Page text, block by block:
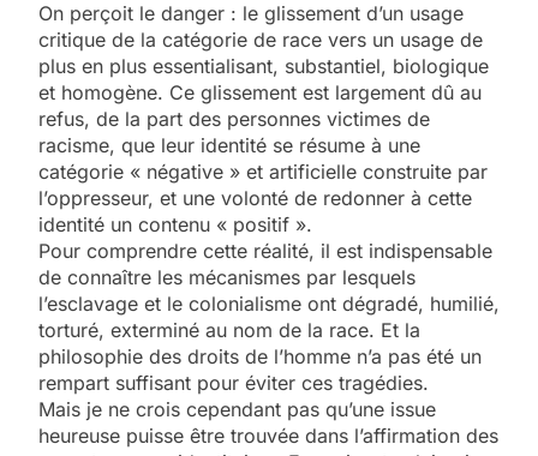
On perçoit le danger : le glissement d’un usage
critique de la catégorie de race vers un usage de
plus en plus essentialisant, substantiel, biologique
et homogène. Ce glissement est largement dû au
refus, de la part des personnes victimes de
racisme, que leur identité se résume à une
catégorie « négative » et artificielle construite par
l’oppresseur, et une volonté de redonner à cette
identité un contenu « positif ».
Pour comprendre cette réalité, il est indispensable
de connaître les mécanismes par lesquels
l’esclavage et le colonialisme ont dégradé, humilié,
torturé, exterminé au nom de la race. Et la
philosophie des droits de l’homme n’a pas été un
rempart suffisant pour éviter ces tragédies.
Mais je ne crois cependant pas qu’une issue
heureuse puisse être trouvée dans l’affirmation des